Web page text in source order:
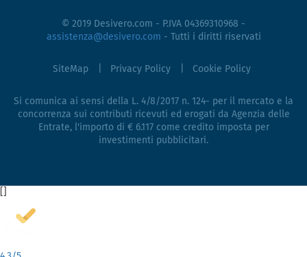
© 2019 Desivero.com - P.IVA 04369310968 -
assistenza@desivero.com - Tutti i diritti riservati
SiteMap Privacy Policy Cookie Policy
Si comunica ai sensi della L. 4/8/2017 n. 124- per il mercato e la
concorrenza sui contributi ricevuti ed erogati da Agenzia delle
Entrate, l'importo di € 6.117 come credito imposta per
investimenti pubblicitari.